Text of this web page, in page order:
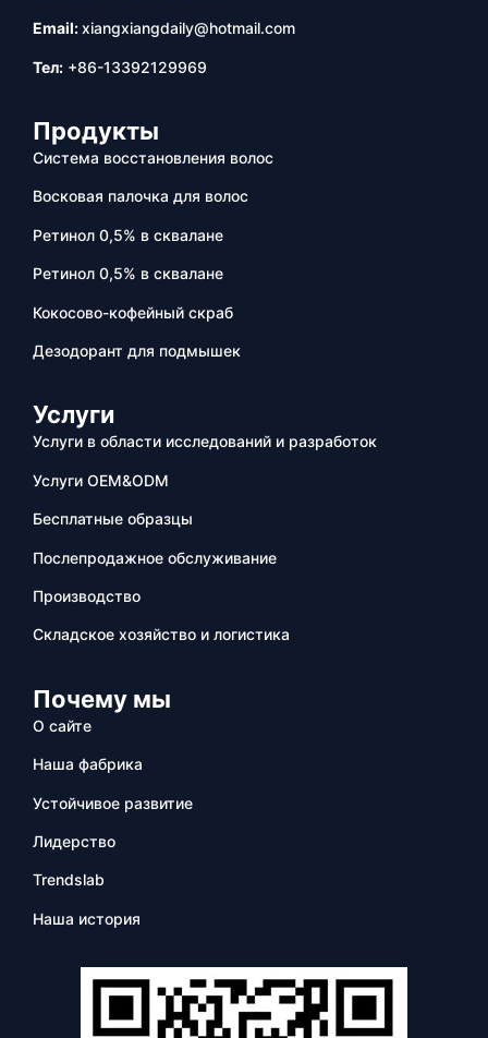
Email:xiangxiangdaily@hotmail.com
Тел: +86-13392129969
Продукты
Система восстановления волос
Восковая палочка для волос
Ретинол 0,5% в сквалане
Ретинол 0,5% в сквалане
Кокосово-кофейный скраб
Дезодорант для подмышек
Услуги
Услуги в области исследований и разработок
Услуги OEM&ODM
Бесплатные образцы
Послепродажное обслуживание
Производство
Складское хозяйство и логистика
Почему мы
О сайте
Наша фабрика
Устойчивое развитие
Лидерство
Trendslab
Наша история